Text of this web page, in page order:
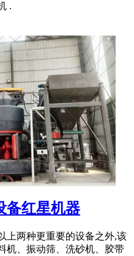
.
备红星机器
上两种更重要的设备之外,该
机、振动筛、洗砂机、胶带